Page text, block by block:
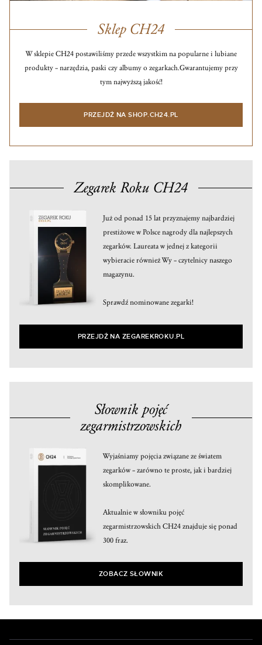
Sklep CH24
W sklepie CH24 postawiliśmy przede wszystkim na popularne i lubiane
produkty – narzędzia, paski czy albumy o zegarkach.Gwarantujemy przy
tym najwyższą jakość!
PRZEJDŹ NA SHOP.CH24.PL
Zegarek Roku CH24
Już od ponad 15 lat przyznajemy najbardziej
prestiżowe w Polsce nagrody dla najlepszych
zegarków. Laureata w jednej z kategorii
wybieracie również Wy – czytelnicy naszego
magazynu.
Sprawdź nominowane zegarki!
PRZEJDŹ NA ZEGAREKROKU.PL
Słownik pojęć
zegarmistrzowskich
Wyjaśniamy pojęcia związane ze światem
zegarków – zarówno te proste, jak i bardziej
skomplikowane.
Aktualnie w słowniku pojęć
zegarmistrzowskich CH24 znajduje się ponad
300 fraz.
ZOBACZ SŁOWNIK